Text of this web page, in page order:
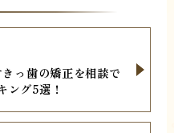
っ歯の矯正を相談で
ング5選！